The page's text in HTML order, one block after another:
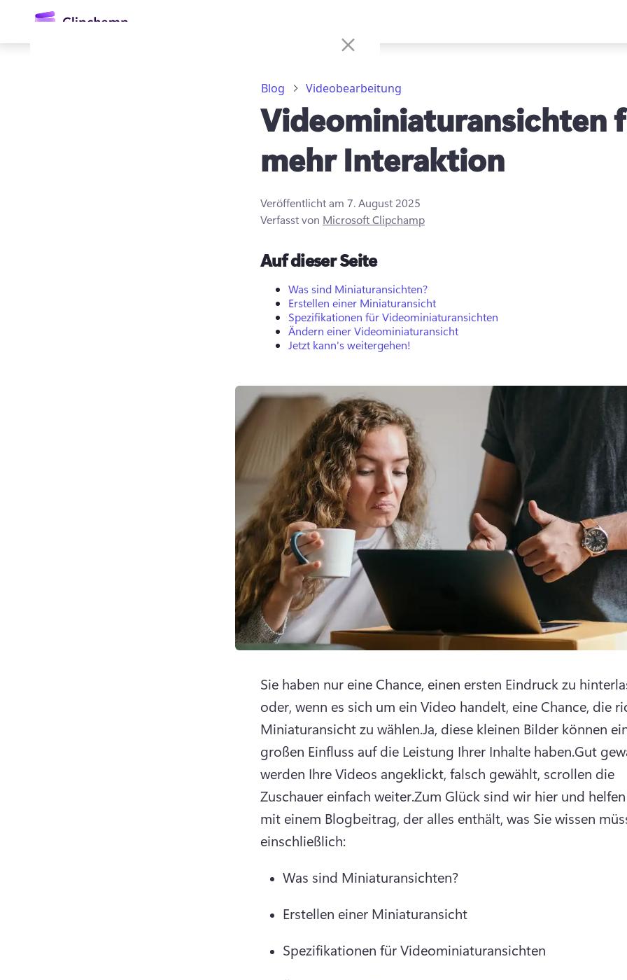
Blog Videobearbeitung
Videominiaturansichten
mehr Interaktion
Veröffentlicht am 7. August 2025
Verfasst von Microsoft Clipchamp
Auf dieser Seite
Was sind Miniaturansichten?
Erstellen einer Miniaturansicht
Spezifikationen für Videominiaturansichten
Ändern einer Videominiaturansicht
Jetzt kann's weitergehen!
Sie haben nur eine Chance, einen ersten Eindruck zu
oder, wenn es sich um ein Video handelt, eine Chance, die
Miniaturansicht zu wählen.Ja, diese kleinen Bilder können
großen Einfluss auf die Leistung Ihrer Inhalte haben.Gut
werden Ihre Videos angeklickt, falsch gewählt, scrollen die
Zuschauer einfach weiter.Zum Glück sind wir hier und
mit einem Blogbeitrag, der alles enthält, was Sie wissen
einschließlich:
Was sind Miniaturansichten?
Erstellen einer Miniaturansicht
Spezifikationen für Videominiaturansichten